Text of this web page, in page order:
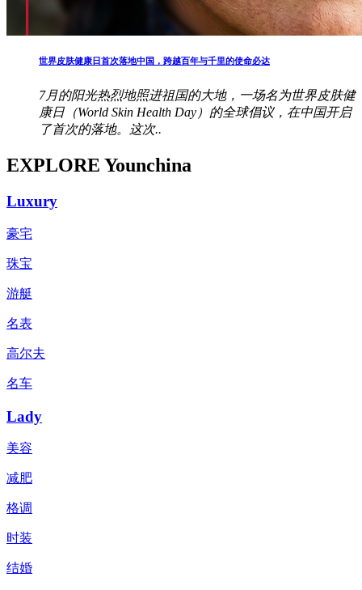
世界皮肤健康日首次落地中国，跨越百年与千里的使命必达
7月的阳光热烈地照进祖国的大地，一场名为世界皮肤健
康日（World Skin Health Day）的全球倡议，在中国开启
了首次的落地。这次..
EXPLORE Younchina
Luxury
豪宅
珠宝
游艇
名表
高尔夫
名车
Lady
美容
减肥
格调
时装
结婚